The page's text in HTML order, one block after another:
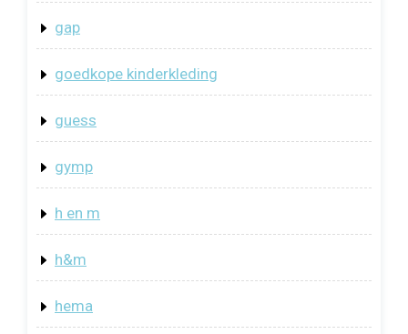
gap
goedkope kinderkleding
guess
gymp
h en m
h&m
hema